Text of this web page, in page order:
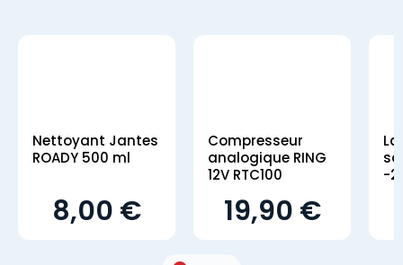
Nettoyant Jantes
ROADY 500 ml
8,00 €
Compresseur
analogique RING
12V RTC100
19,90 €
-